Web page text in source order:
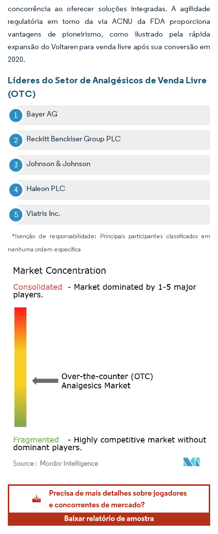
concorrência ao oferecer soluções integradas. A agilidade
regulatória em torno da via ACNU da FDA proporciona
vantagens de pioneirismo, como ilustrado pela rápida
expansão do Voltaren para venda livre após sua conversão em
2020.
Líderes do Setor de Analgésicos de Venda Livre
(OTC)
Bayer AG
Reckitt Benckiser Group PLC
Johnson & Johnson
Haleon PLC
Viatris Inc.
*Isenção de responsabilidade: Principais participantes classificados em
nenhuma ordem específica
Imagem © Mordor Intelligence. O reuso requer atribuição conforme CC BY 4.0.